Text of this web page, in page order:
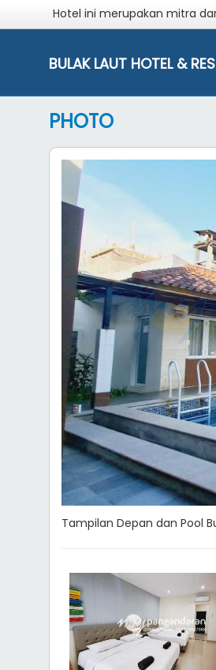
Hotel ini merupakan mitra
BULAK LAUT HOTEL &
PHOTO
Tampilan Depan dan Pool